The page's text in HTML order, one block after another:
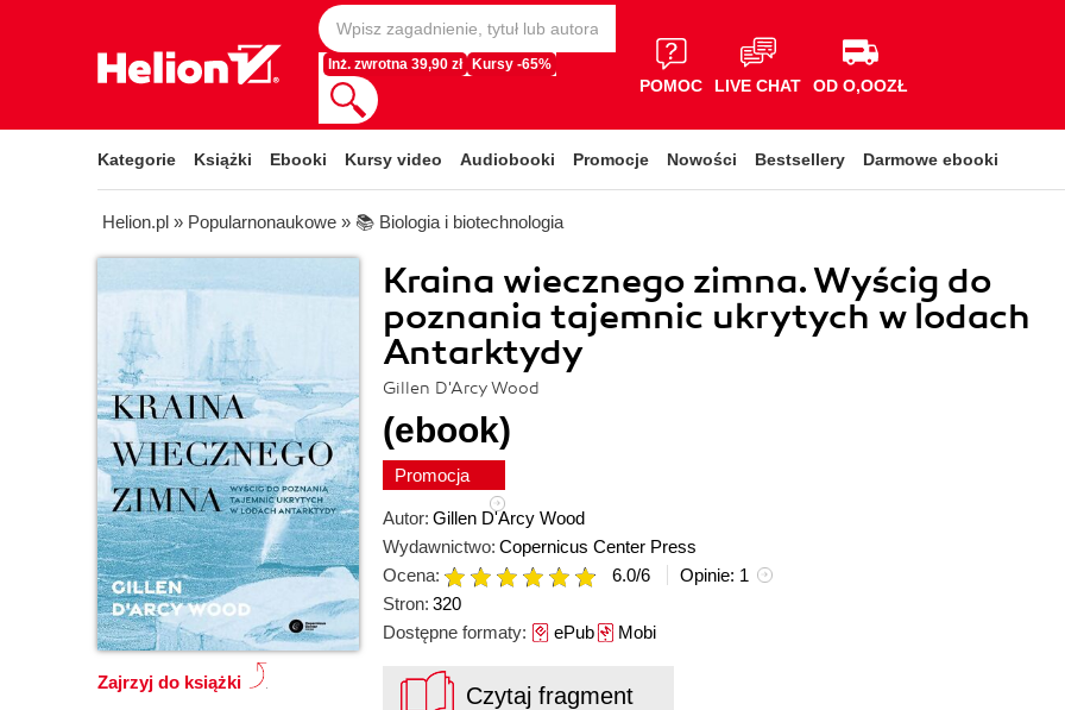
Inż. zwrotna 39,90 zł Kursy -65%
POMOC LIVE CHAT OD O,OOZŁ
Kategorie Książki Ebooki Kursy video Audiobooki Promocje Nowości Bestsellery Darmowe ebooki
Helion.pl » Popularnonaukowe » 📚 Biologia i biotechnologia
Kraina wiecznego zimna. Wyścig do
poznania tajemnic ukrytych w lodach
Antarktydy
Gillen D'Arcy Wood
(ebook)
Promocja
Zajrzyj do książki
Autor: Gillen D'Arcy Wood
Wydawnictwo: Copernicus Center Press
Ocena:
6.0/6 Opinie: 1
Stron: 320
Dostępne formaty: ePubMobi
Czytaj fragment